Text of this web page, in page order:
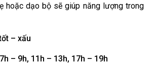
hoặc dạo bộ sẽ giúp năng lượng trong
– xấu
7h – 9h, 11h – 13h, 17h – 19h